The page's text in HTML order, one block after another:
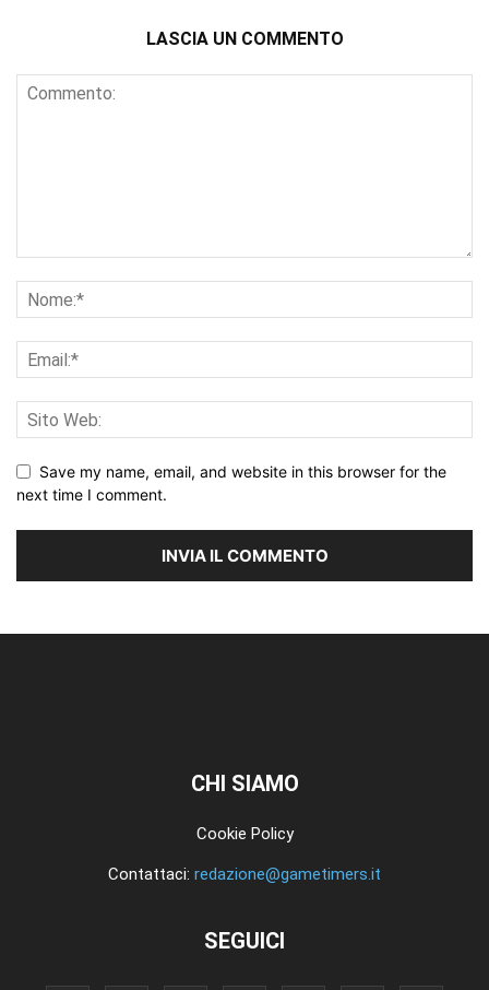
LASCIA UN COMMENTO
Save my name, email, and website in this browser for the
next time I comment.
CHI SIAMO
Cookie Policy
Contattaci: redazione@gametimers.it
SEGUICI